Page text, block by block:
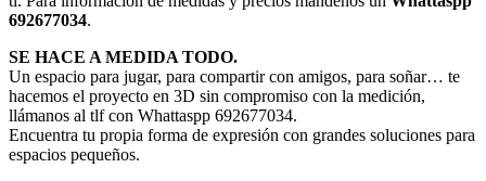
692677034.
SE HACE A MEDIDA TODO.
Un espacio para jugar, para compartir con amigos, para soñar… te
hacemos el proyecto en 3D sin compromiso con la medición,
llámanos al tlf con Whattaspp 692677034.
Encuentra tu propia forma de expresión con grandes soluciones para
espacios pequeños.